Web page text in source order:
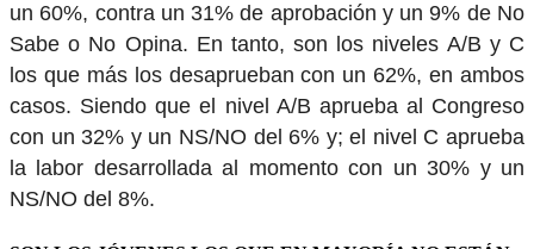
un 60%, contra un 31% de aprobación y un 9% de No
Sabe o No Opina. En tanto, son los niveles A/B y C
los que más los desaprueban con un 62%, en ambos
casos. Siendo que el nivel A/B aprueba al Congreso
con un 32% y un NS/NO del 6% y; el nivel C aprueba
la labor desarrollada al momento con un 30% y un
NS/NO del 8%.